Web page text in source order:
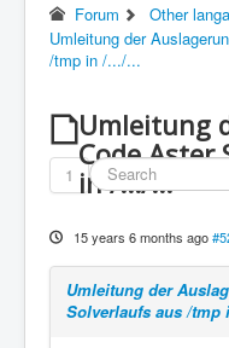
Forum Other
Umleitung der
/tmp in /.../...
Umleitung
Code Aster
in /.../...
1
15 years 6 months ago
Umleitung der
Solverlaufs aus /tmp